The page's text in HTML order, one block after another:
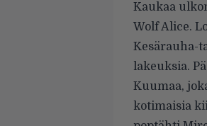
Kaukaa
Wolf Alice.
Kesärauha-
lakeuksia.
Kuumaa,
kotimaisia